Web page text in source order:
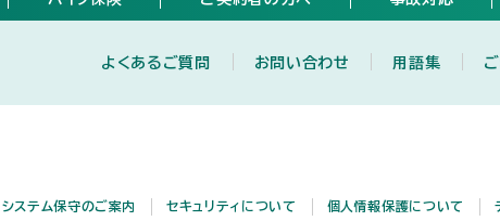
よくあるご質問 お問い合わせ 用語集
システム保守のご案内 セキュリティについて 個人情報保護について